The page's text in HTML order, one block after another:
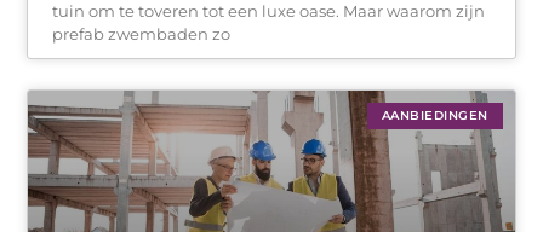
tuin om te toveren tot een luxe oase. Maar waarom zijn
prefab zwembaden zo
AANBIEDINGEN